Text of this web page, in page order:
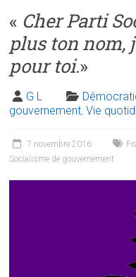
« Cher Parti
plus ton nom,
pour toi.»
G L
gouvernement,Vie
7 novembre 2016
Socialisme de gouvernement